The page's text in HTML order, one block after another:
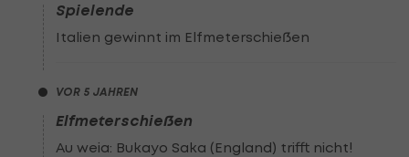
Spielende
Italien gewinnt im Elfmeterschießen
VOR 5 JAHREN
Elfmeterschießen
Au weia: Bukayo Saka (England) trifft nicht!